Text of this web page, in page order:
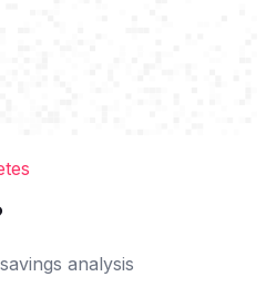
analysis